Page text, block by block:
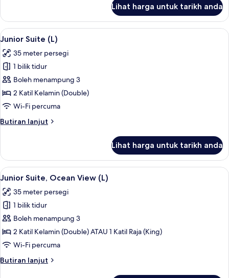
Jetted
Tub,
Ocean
(M)
Lihat harga untuk tarikh anda
Lihat
semua
foto
untuk
Junior
Suite
(L)
Bar mini, peti besi dalam bilik,
2
Junior Suite (L)
35 meter persegi
1 bilik tidur
Boleh menampung 3
2 Katil Kelamin (Double)
Wi-Fi percuma
Butiran lanjut
Butiran
Suite
(L)
Lihat harga untuk tarikh anda
Lihat
semua
foto
untuk
Junior
Suite,
Ocean
(L)
Bar mini, peti besi dalam bilik,
2
Junior Suite, Ocean View (L)
35 meter persegi
1 bilik tidur
Boleh menampung 3
2 Katil Kelamin (Double) ATAU 1 Katil Raja (King)
Wi-Fi percuma
Butiran lanjut
Butiran